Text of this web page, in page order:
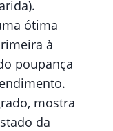
ótima
à
poupança
mostra
da